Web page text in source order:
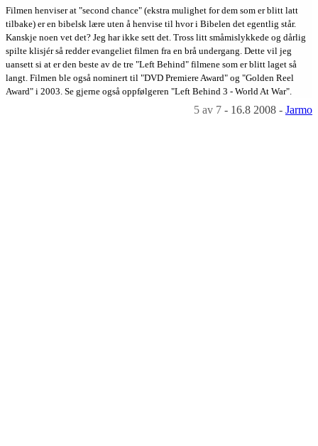
Filmen henviser at "second chance" (ekstra mulighet for dem som er blitt latt
tilbake) er en bibelsk lære uten å henvise til hvor i Bibelen det egentlig står.
Kanskje noen vet det? Jeg har ikke sett det. Tross litt småmislykkede og dårlig
spilte klisjér så redder evangeliet filmen fra en brå undergang. Dette vil jeg
uansett si at er den beste av de tre "Left Behind" filmene som er blitt laget så
langt. Filmen ble også nominert til "DVD Premiere Award" og "Golden Reel
Award" i 2003. Se gjerne også oppfølgeren "Left Behind 3 - World At War".
5 av 7 - 16.8 2008 - Jarmo